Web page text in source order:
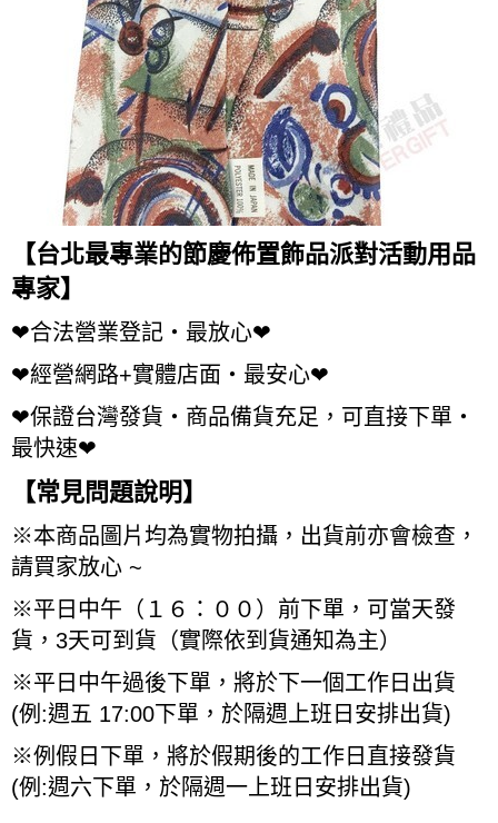
【台北最專業的節慶佈置飾品派對活動用品
專家】
❤合法營業登記・最放心❤
❤經營網路+實體店面・最安心❤
❤保證台灣發貨・商品備貨充足，可直接下單・
最快速❤
【常見問題說明】
※本商品圖片均為實物拍攝，出貨前亦會檢查，
請買家放心 ~
※平日中午（１６：００）前下單，可當天發
貨， 3天可到貨（實際依到貨通知為主）
※平日中午過後下單，將於下一個工作日出貨
(例 :週五 17:00下單，於隔週上班日安排出貨)
※例假日下單，將於假期後的工作日直接發貨
(例 :週六下單，於隔週一上班日安排出貨)